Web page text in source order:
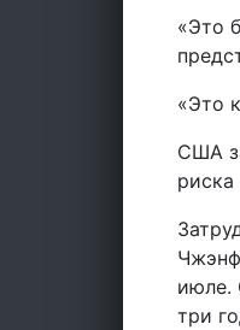
«Это
«Это
США
риска
июле.
три